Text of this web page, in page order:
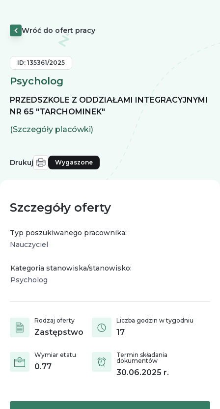
Wróć do ofert pracy
ID: 135361/2025
Psycholog
PRZEDSZKOLE Z ODDZIAŁAMI INTEGRACYJNYMI
NR 65 "TARCHOMINEK"
(Szczegóły placówki)
Drukuj Wygaszone
Szczegóły oferty
Typ poszukiwanego pracownika:
Nauczyciel
Kategoria stanowiska/stanowisko:
Psycholog
Rodzaj oferty
Zastępstwo
Liczba godzin w tygodniu
17
Wymiar etatu
0.77
Termin składania
dokumentów
30.06.2025 r.